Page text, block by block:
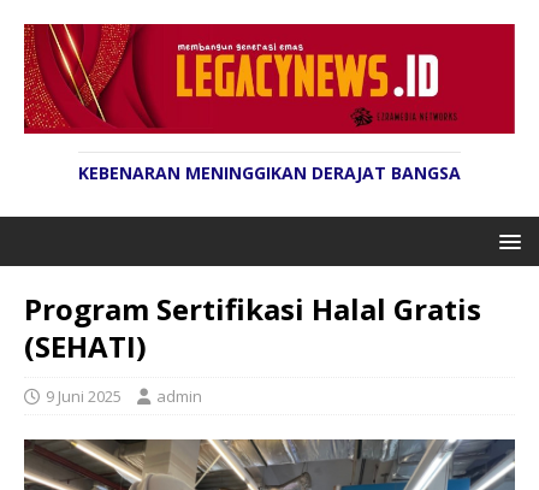
KEBENARAN MENINGGIKAN DERAJAT BANGSA
Program Sertifikasi Halal Gratis
(SEHATI)
9 Juni 2025 admin